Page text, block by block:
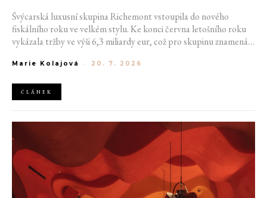
Švýcarská luxusní skupina Richemont vstoupila do nového
fiskálního roku ve velkém stylu. Ke konci června letošního roku
vykázala tržby ve výši 6,3 miliardy eur, což pro skupinu znamená
luxusním zůstává i přes přetrvávající ekonomickou nejistotu
Marie Kolajová - 20. 7. 2026
ČLÁNEK